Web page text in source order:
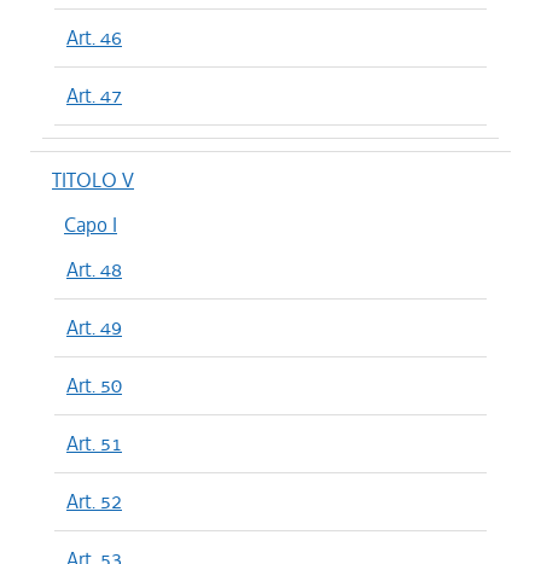
Art. 46
Art. 47
TITOLO V
Capo I
Art. 48
Art. 49
Art. 50
Art. 51
Art. 52